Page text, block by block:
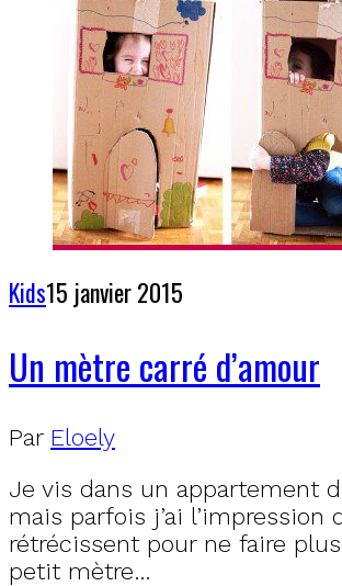
Kids15 janvier 2015
Un mètre carré d’amour
Par Eloely
Je vis dans un appartement
mais parfois j’ai l’impression
rétrécissent pour ne faire
petit mètre…